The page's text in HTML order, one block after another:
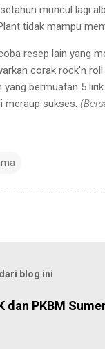
setahun muncul lagi
tidak mampu
resep lain yang
corak rock'n roll
yang bermuatan 5
meraup sukses.
blog ini
dan PKBM